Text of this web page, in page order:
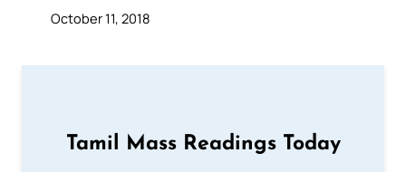
October 11, 2018
Tamil Mass Readings Today